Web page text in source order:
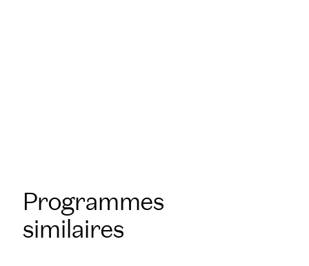
Programmes
similaires